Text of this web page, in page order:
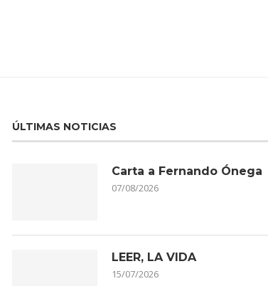
ÚLTIMAS NOTICIAS
Carta a Fernando Ónega
07/08/2026
LEER, LA VIDA
15/07/2026